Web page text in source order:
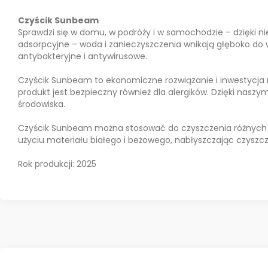
Czyścik Sunbeam
Sprawdzi się w domu, w podróży i w samochodzie – dzięki
adsorpcyjne – woda i zanieczyszczenia wnikają głęboko
antybakteryjne i antywirusowe.
Czyścik Sunbeam to ekonomiczne rozwiązanie i
produkt jest bezpieczny również dla alergików. Dzięki
środowiska.
Czyścik Sunbeam można stosować do czyszczenia
użyciu materiału białego i beżowego, nabłyszczając
Rok produkcji: 2025